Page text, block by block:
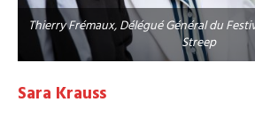
Thierry Frémaux, Délégué Général du
Streep
Sara Krauss